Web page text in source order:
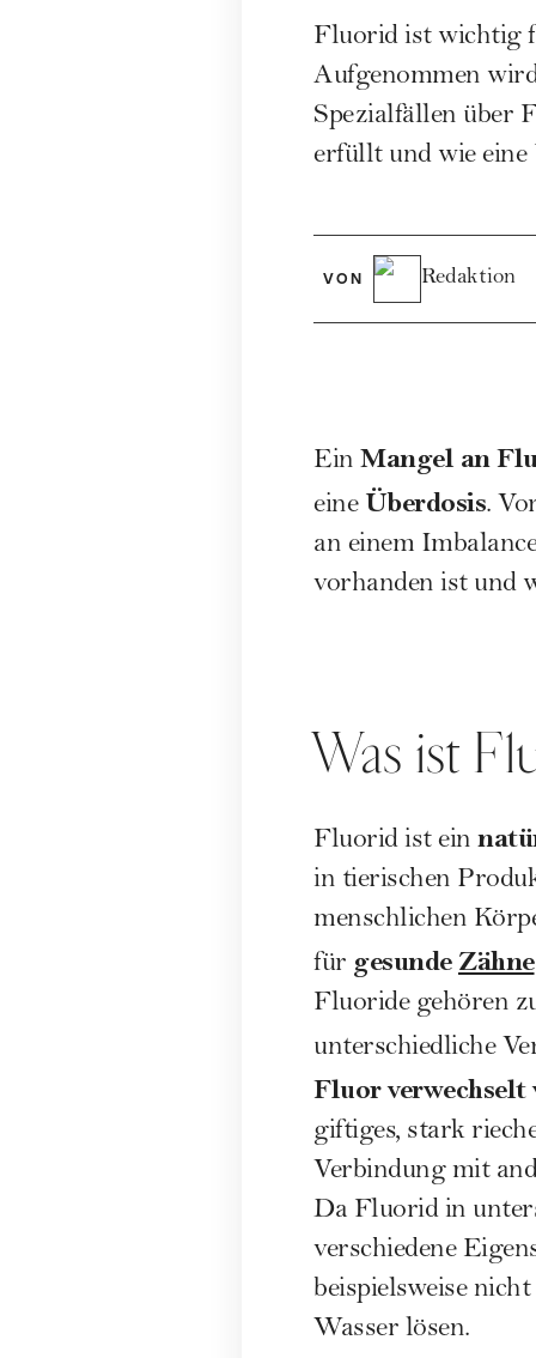
Fluorid ist wichtig
Aufgenommen
Spezialfällen über
erfüllt und wie
VON Redaktion
Ein Mangel an
eine Überdosis.
an einem
vorhanden ist und
Was ist
Fluorid ist ein
in tierischen
menschlichen
für gesunde Zähne
Fluoride gehören
unterschiedliche
Fluor verwechselt
giftiges, stark
Verbindung mit
Da Fluorid in
verschiedene
beispielsweise
Wasser lösen.